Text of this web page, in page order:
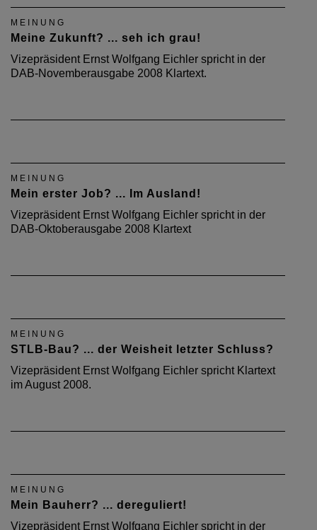
MEINUNG
Meine Zukunft? ... seh ich grau!
Vizepräsident Ernst Wolfgang Eichler spricht in der
DAB-Novemberausgabe 2008 Klartext.
MEINUNG
Mein erster Job? ... Im Ausland!
Vizepräsident Ernst Wolfgang Eichler spricht in der
DAB-Oktoberausgabe 2008 Klartext
MEINUNG
STLB-Bau? ... der Weisheit letzter Schluss?
Vizepräsident Ernst Wolfgang Eichler spricht Klartext
im August 2008.
MEINUNG
Mein Bauherr? ... dereguliert!
Vizepräsident Ernst Wolfgang Eichler spricht in der